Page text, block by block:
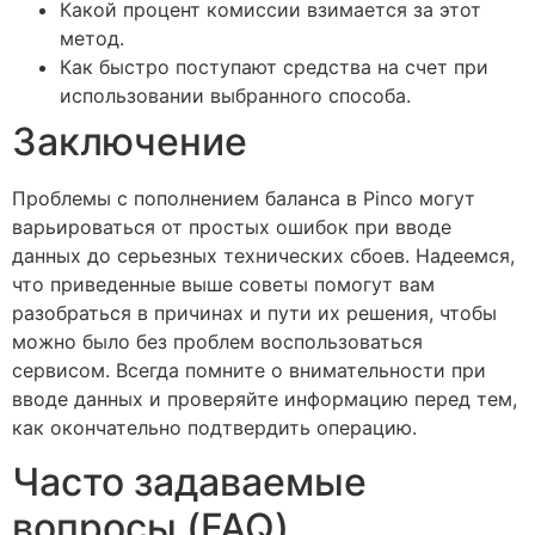
Какой процент комиссии взимается за этот
метод.
Как быстро поступают средства на счет при
использовании выбранного способа.
Заключение
Проблемы с пополнением баланса в Pinco могут
варьироваться от простых ошибок при вводе
данных до серьезных технических сбоев. Надеемся,
что приведенные выше советы помогут вам
разобраться в причинах и пути их решения, чтобы
можно было без проблем воспользоваться
сервисом. Всегда помните о внимательности при
вводе данных и проверяйте информацию перед тем,
как окончательно подтвердить операцию.
Часто задаваемые